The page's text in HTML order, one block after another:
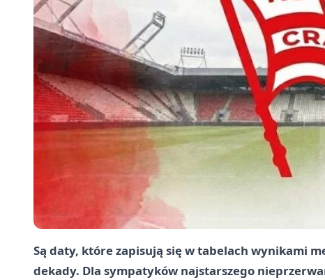
Są daty, które zapisują się w tabelach wynikami
dekady. Dla sympatyków najstarszego